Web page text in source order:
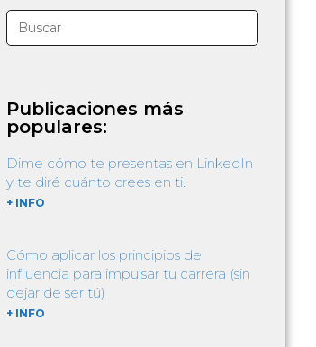
Publicaciones más
populares:
Dime cómo te presentas en LinkedIn
y te diré cuánto crees en ti.
+ INFO
Cómo aplicar los principios de
influencia para impulsar tu carrera (sin
dejar de ser tú)
+ INFO